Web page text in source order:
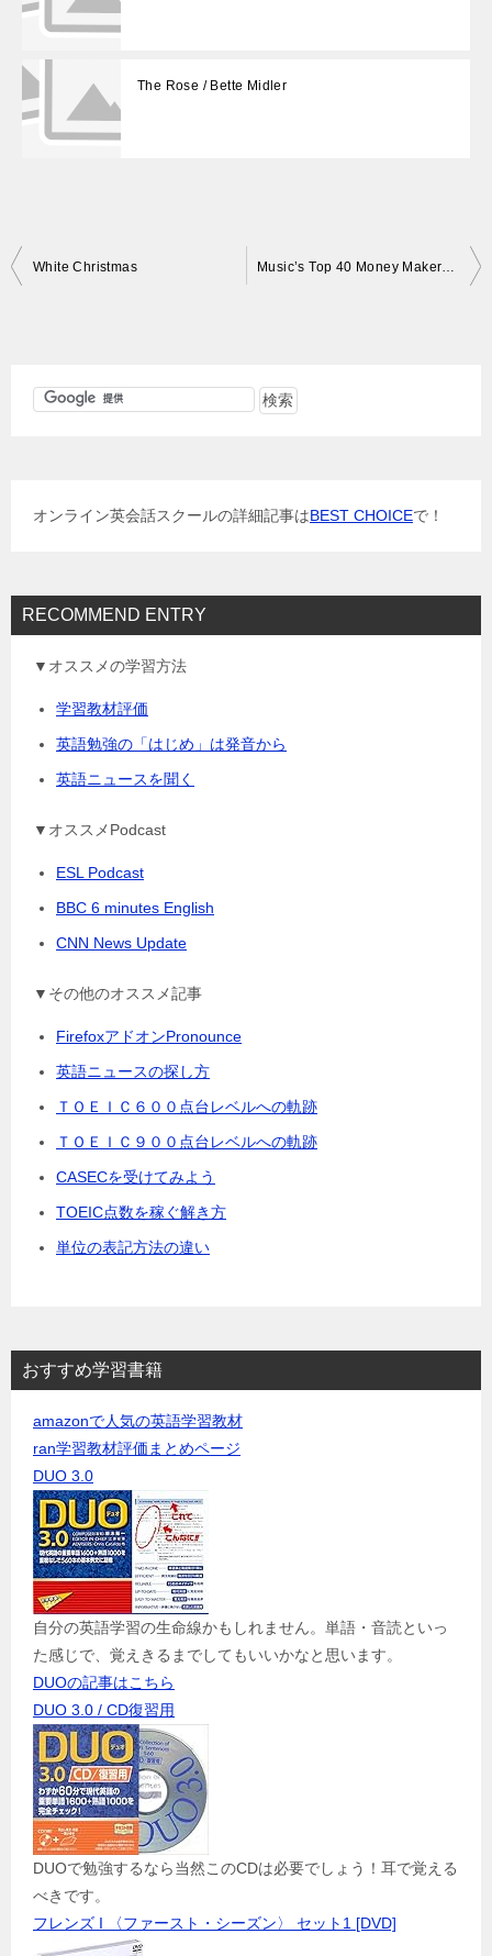
The Rose / Bette Midler
投
White Christmas
オンライン英会話スクールの詳細記事はBEST CHOICEで！
RECOMMEND ENTRY
▼オススメの学習方法
学習教材評価
英語勉強の「はじめ」は発音から
英語ニュースを聞く
▼オススメPodcast
ESL Podcast
BBC 6 minutes English
CNN News Update
▼その他のオススメ記事
FirefoxアドオンPronounce
英語ニュースの探し方
ＴＯＥＩＣ６００点台レベルへの軌跡
ＴＯＥＩＣ９００点台レベルへの軌跡
CASECを受けてみよう
TOEIC点数を稼ぐ解き方
単位の表記方法の違い
おすすめ学習書籍
amazonで人気の英語学習教材
ran学習教材評価まとめページ
DUO 3.0
自分の英語学習の生命線かもしれません。単語・音読といっ
た感じで、覚えきるまでしてもいいかなと思います。
DUOの記事はこちら
DUO 3.0 / CD復習用
DUOで勉強するなら当然このCDは必要でしょう！耳で覚える
べきです。
フレンズ I 〈ファースト・シーズン〉 セット1 [DVD]